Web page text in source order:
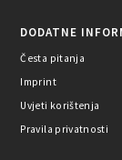
DODATNE
Česta pitanja
Imprint
Uvjeti korištenja
Pravila privatnosti